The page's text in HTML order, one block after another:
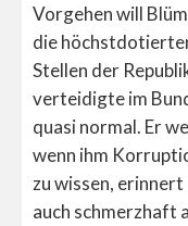
Vorgehen will
die
Stellen der
verteidigte im
quasi normal. Er
wenn ihm
zu wissen,
auch schmerzhaft